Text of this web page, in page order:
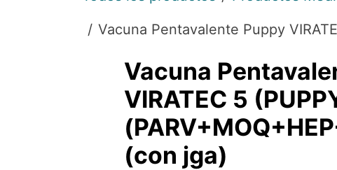
Vacuna Pentavalente Puppy
Vacuna
VIRATEC 5
(con jga)